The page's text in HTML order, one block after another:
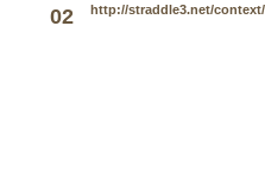
02 http://straddle3.net/context/